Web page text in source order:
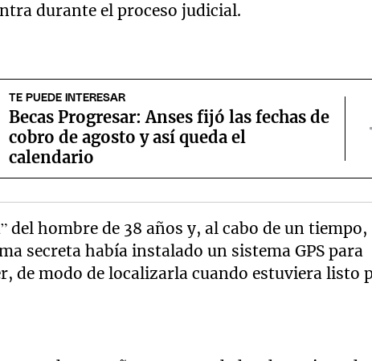
durante el proceso judicial.
TE PUEDE INTERESAR
Becas Progresar: Anses fijó las fechas de
cobro de agosto y así queda el
calendario
del hombre de 38 años y, al cabo de un tiempo,
secreta había instalado un sistema GPS para
de modo de localizarla cuando estuviera listo